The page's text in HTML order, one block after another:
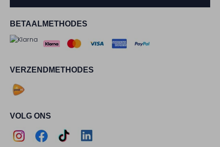
BETAALMETHODES
VERZENDMETHODES
VOLG ONS